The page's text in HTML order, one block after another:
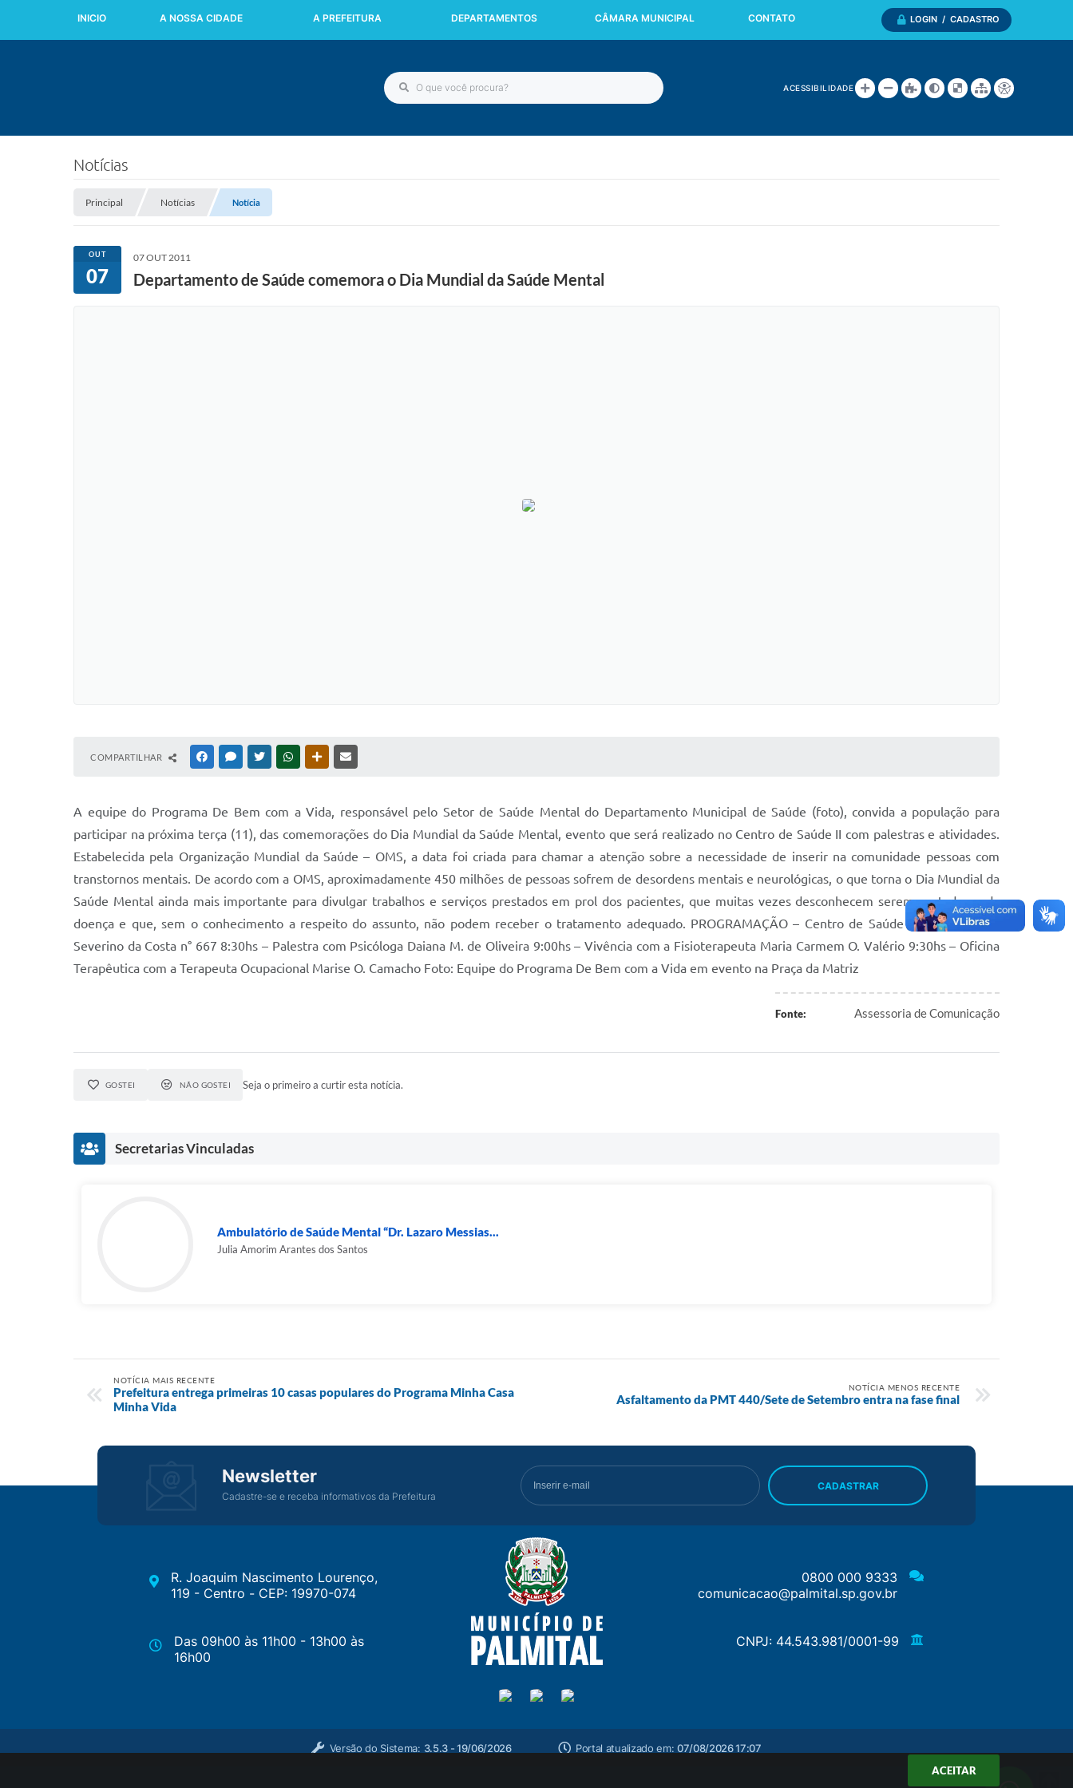
ACEITAR
LOGIN / CADASTRO
ACESSIBILIDADE
INICIO A NOSSA CIDADE A PREFEITURA DEPARTAMENTOS CÂMARA MUNICIPAL CONTATO
Notícias
Principal Notícias Notícia
OUT
07
07 OUT 2011
Departamento de Saúde comemora o Dia Mundial da Saúde Mental
COMPARTILHAR FACEBOOKMESSENGER
TWITTERWHATSAPPOUTRAS MÍDIAS
A equipe do Programa De Bem com a Vida, responsável pelo Setor de Saúde Mental do Departamento Municipal de Saúde (foto), convida a população para
participar na próxima terça (11), das comemorações do Dia Mundial da Saúde Mental, evento que será realizado no Centro de Saúde II com palestras e atividades.
Estabelecida pela Organização Mundial da Saúde – OMS, a data foi criada para chamar a atenção sobre a necessidade de inserir na comunidade pessoas com
transtornos mentais. De acordo com a OMS, aproximadamente 450 milhões de pessoas sofrem de desordens mentais e neurológicas, o que torna o Dia Mundial da
Saúde Mental ainda mais importante para divulgar trabalhos e serviços prestados em prol dos pacientes, que muitas vezes desconhecem serem portadores da
doença e que, sem o conhecimento a respeito do assunto, não podem receber o tratamento adequado. PROGRAMAÇÃO – Centro de Saúde – Rua Francisco
Severino da Costa n° 667 8:30hs – Palestra com Psicóloga Daiana M. de Oliveira 9:00hs – Vivência com a Fisioterapeuta Maria Carmem O. Valério 9:30hs – Oficina
Terapêutica com a Terapeuta Ocupacional Marise O. Camacho Foto: Equipe do Programa De Bem com a Vida em evento na Praça da Matriz
Fonte: Assessoria de Comunicação
GOSTEI NÃO GOSTEI Seja o primeiro a curtir esta notícia.
Secretarias Vinculadas
Ambulatório de Saúde Mental “Dr. Lazaro Messias...
Julia Amorim Arantes dos Santos
NOTÍCIA MAIS RECENTE
Prefeitura entrega primeiras 10 casas populares do Programa Minha Casa
Minha Vida
NOTÍCIA MENOS RECENTE
Asfaltamento da PMT 440/Sete de Setembro entra na fase final
Newsletter
Cadastre-se e receba informativos da Prefeitura
CADASTRAR
0800 000 9333
comunicacao@palmital.sp.gov.br
R. Joaquim Nascimento Lourenço,
119 - Centro - CEP: 19970-074
CNPJ: 44.543.981/0001-99
Das 09h00 às 11h00 - 13h00 às
16h00
Versão do Sistema: 3.5.3 - 19/06/2026 Portal atualizado em: 07/08/2026 17:07